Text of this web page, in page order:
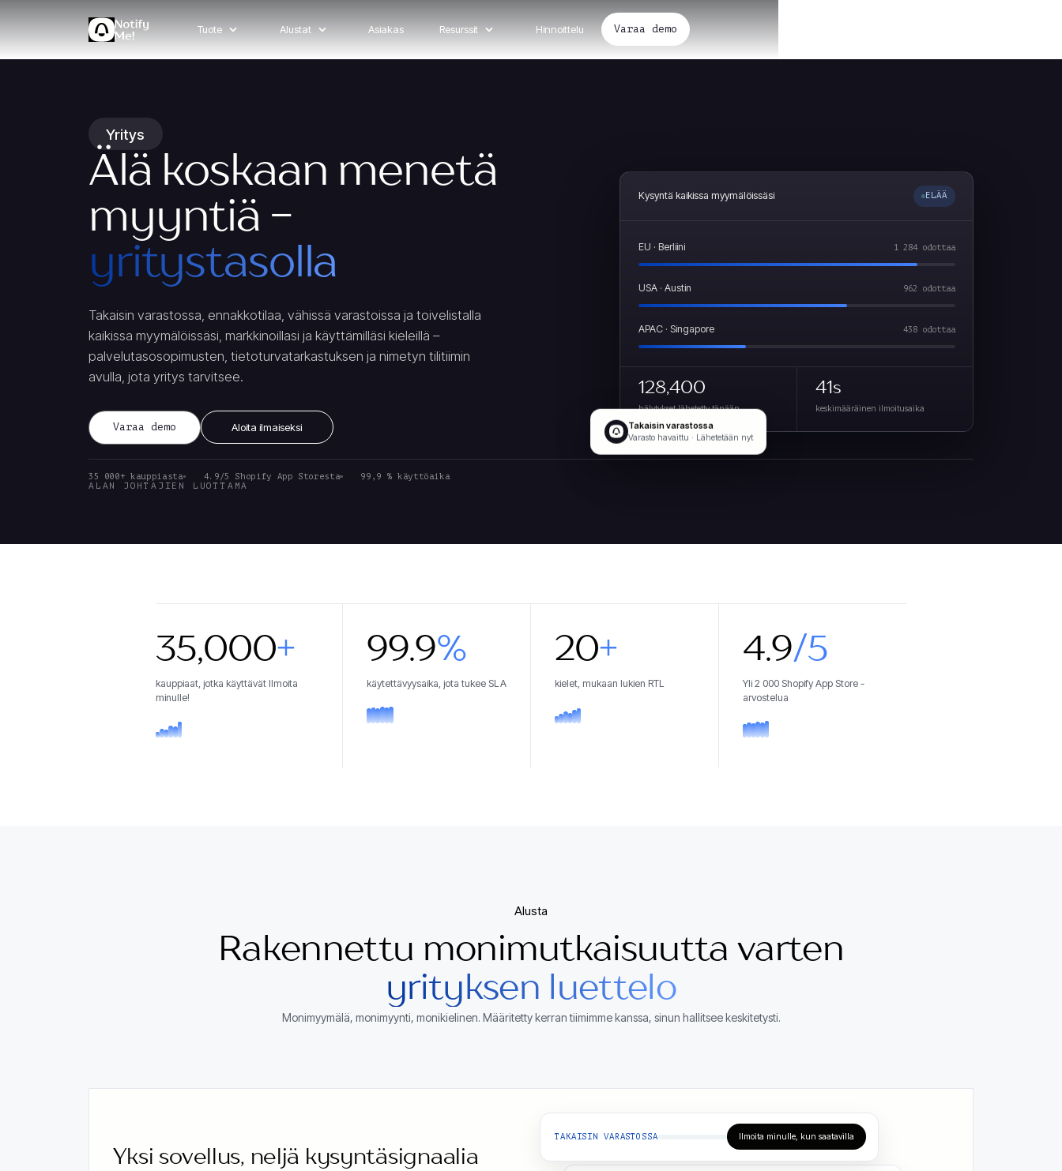
Tuote Alustat Asiakas Resurssit Hinnoittelu Varaa demo
Yritys
Älä koskaan menetä
myyntiä -
yritystasolla
Takaisin varastossa, ennakkotilaa, vähissä varastoissa ja toivelistalla
kaikissa myymälöissäsi, markkinoillasi ja käyttämilläsi kieleillä –
palvelutasosopimusten, tietoturvatarkastuksen ja nimetyn tilitiimin
avulla, jota yritys tarvitsee.
Varaa demo Aloita ilmaiseksi
35 000+ kauppiasta 4.9/5 Shopify App Storesta 99,9 % käyttöaika
Kysyntä kaikissa myymälöissäsi ELÄÄ
EU · Berliini 1 284 odottaa
USA · Austin 962 odottaa
APAC · Singapore 438 odottaa
128,400
hälytykset lähetetty tänään
41s
keskimääräinen ilmoitusaika
Takaisin varastossa
Varasto havaittu · Lähetetään nyt
ALAN JOHTAJIEN LUOTTAMA
35,000+
kauppiaat, jotka käyttävät Ilmoita
minulle!
99.9%
käytettävyysaika, jota tukee SLA
20+
kielet, mukaan lukien RTL
4.9/5
Yli 2 000 Shopify App Store -
arvostelua
Alusta
Rakennettu monimutkaisuutta varten
yrityksen luettelo
Monimyymälä, monimyynti, monikielinen. Määritetty kerran tiimimme kanssa, sinun hallitsee keskitetysti.
Yksi sovellus, neljä kysyntäsignaalia
TAKAISIN VARASTOSSA Ilmoita minulle, kun saatavilla